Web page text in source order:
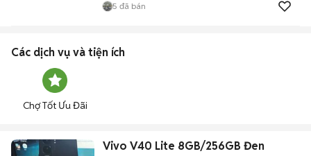
5 đã bán
Các dịch vụ và tiện ích
Chợ Tốt Ưu Đãi
Vivo V40 Lite 8GB/256GB Đen